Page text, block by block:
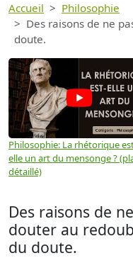
Accueil
Philosophie
Des raisons de ne
doute.
Philosophie: La rhétorique
elle un art du mensonge ?
détaillé)
Des raisons de
douter au
du doute.